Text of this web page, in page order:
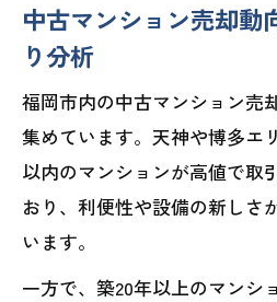
中古マンション売却動
り分析
福岡市内の中古マンション売
集めています。天神や博多エ
以内のマンションが高値で取
おり、利便性や設備の新しさ
います。
一方で、築20年以上のマンシ